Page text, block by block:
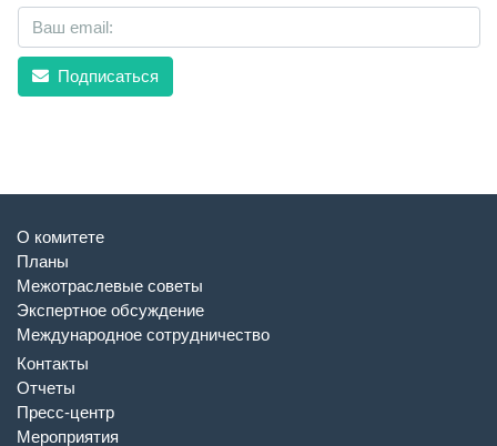
Подписаться
О комитете
Планы
Межотраслевые советы
Экспертное обсуждение
Международное сотрудничество
Контакты
Отчеты
Пресс-центр
Мероприятия